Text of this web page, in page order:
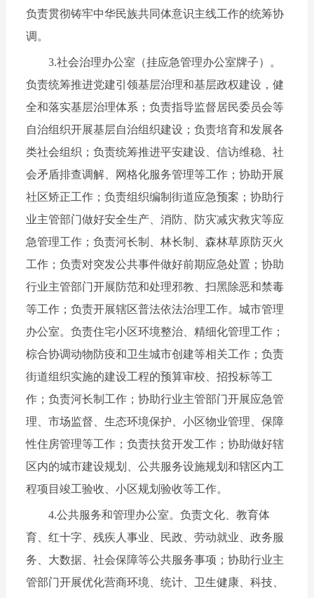
负责贯彻铸牢中华民族共同体意识主线工作的统筹协
调。
3.社会治理办公室（挂应急管理办公室牌子）。
负责统筹推进党建引领基层治理和基层政权建设，健
全和落实基层治理体系；负责指导监督居民委员会等
自治组织开展基层自治组织建设；负责培育和发展各
类社会组织；负责统筹推进平安建设、信访维稳、社
会矛盾排查调解、网格化服务管理等工作；协助开展
社区矫正工作；负责组织编制街道应急预案；协助行
业主管部门做好安全生产、消防、防灾减灾救灾等应
急管理工作；负责河长制、林长制、森林草原防灭火
工作；负责对突发公共事件做好前期应急处置；协助
行业主管部门开展防范和处理邪教、扫黑除恶和禁毒
等工作；负责开展辖区普法依法治理工作。城市管理
办公室。负责住宅小区环境整治、精细化管理工作；
棕合协调动物防疫和卫生城市创建等相关工作；负责
街道组织实施的建设工程的预算审校、招投标等工
作；负责河长制工作；协助行业主管部门开展应急管
理、市场监督、生态环境保护、小区物业管理、保障
性住房管理等工作；负责扶贫开发工作；协助做好辖
区内的城市建设规划、公共服务设施规划和辖区内工
程项目竣工验收、小区规划验收等工作。
4.公共服务和管理办公室。负责文化、教育体
育、红十字、残疾人事业、民政、劳动就业、政务服
务、大数据、社会保障等公共服务事项；协助行业主
管部门开展优化营商环境、统计、卫生健康、科技、